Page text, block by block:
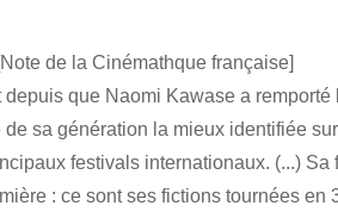
de la Cinémathque française]
depuis que Naomi Kawase a
sa génération la mieux identifiée
festivals internationaux. (...)
: ce sont ses fictions tournées en